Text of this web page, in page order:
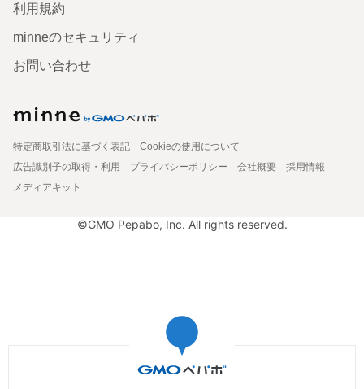
利用規約
minneのセキュリティ
お問い合わせ
特定商取引法に基づく表記
Cookieの使用について
広告識別子の取得・利用
プライバシーポリシー 会社概要
採用情報
メディアキット
©GMO Pepabo, Inc. All rights reserved.